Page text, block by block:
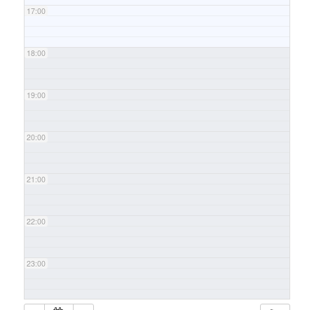
17:00
18:00
19:00
20:00
21:00
22:00
23:00